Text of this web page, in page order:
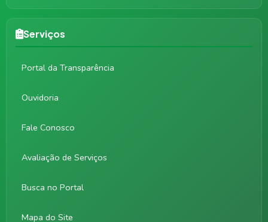
Serviços
Portal da Transparência
Ouvidoria
Fale Conosco
Avaliação de Serviços
Busca no Portal
Mapa do Site